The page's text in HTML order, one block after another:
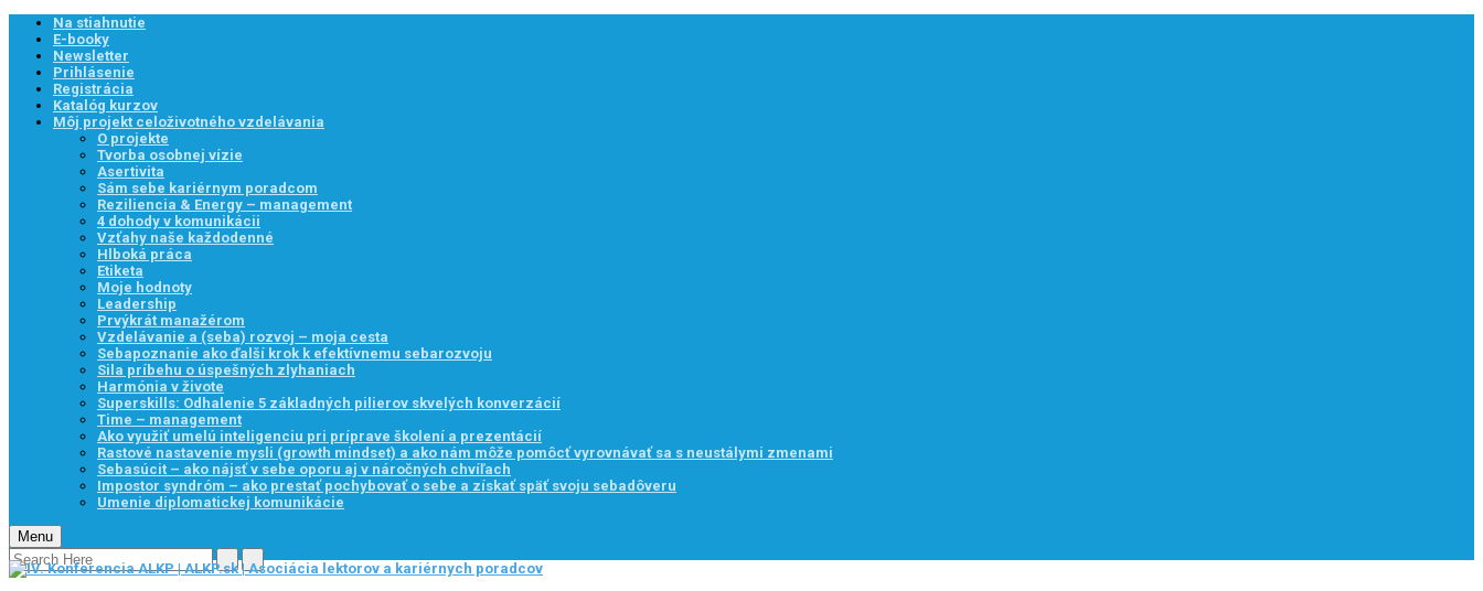
Na stiahnutie
E-booky
Newsletter
Prihlásenie
Registrácia
Katalóg kurzov
Môj projekt celoživotného vzdelávania
O projekte
Tvorba osobnej vízie
Asertivita
Sám sebe kariérnym poradcom
Reziliencia & Energy – management
4 dohody v komunikácii
Vzťahy naše každodenné
Hlboká práca
Etiketa
Moje hodnoty
Leadership
Prvýkrát manažérom
Vzdelávanie a (seba) rozvoj – moja cesta
Sebapoznanie ako ďalší krok k efektívnemu sebarozvoju
Sila príbehu o úspešných zlyhaniach
Harmónia v živote
Superskills: Odhalenie 5 základných pilierov skvelých konverzácií
Time – management
Ako využiť umelú inteligenciu pri príprave školení a prezentácií
Rastové nastavenie mysli (growth mindset) a ako nám môže pomôcť vyrovnávať sa s neustálymi zmenami
Sebasúcit – ako nájsť v sebe oporu aj v náročných chvíľach
Impostor syndróm – ako prestať pochybovať o sebe a získať späť svoju sebadôveru
Umenie diplomatickej komunikácie
Menu